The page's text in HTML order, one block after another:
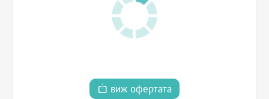
виж офертата